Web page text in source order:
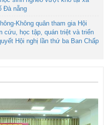
Đà nẵng
Không quân tham gia Hội
cứu, học tập, quán triệt và triển
Hội nghị lần thứ ba Ban Chấp